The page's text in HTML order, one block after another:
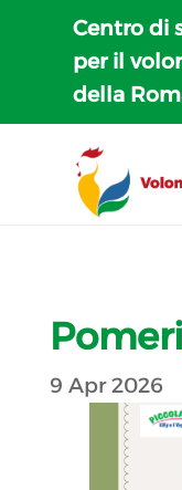
Centro di
per il
della
9 Apr 2026